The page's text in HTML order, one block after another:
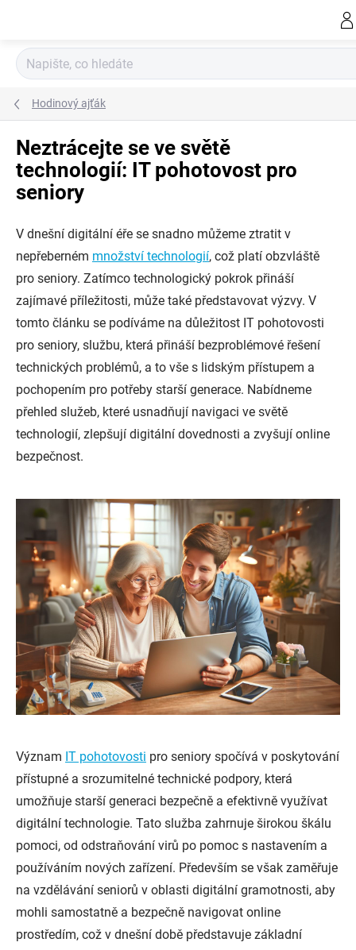
Hodinový ajťák
Neztrácejte se ve světě
technologií: IT pohotovost pro
seniory
V dnešní digitální éře se snadno můžeme ztratit v
nepřeberném množství technologií, což platí obzvláště
pro seniory. Zatímco technologický pokrok přináší
zajímavé příležitosti, může také představovat výzvy. V
tomto článku se podíváme na důležitost IT pohotovosti
pro seniory, službu, která přináší bezproblémové řešení
technických problémů, a to vše s lidským přístupem a
pochopením pro potřeby starší generace. Nabídneme
přehled služeb, které usnadňují navigaci ve světě
technologií, zlepšují digitální dovednosti a zvyšují online
bezpečnost.
Význam IT pohotovosti pro seniory spočívá v poskytování
přístupné a srozumitelné technické podpory, která
umožňuje starší generaci bezpečně a efektivně využívat
digitální technologie. Tato služba zahrnuje širokou škálu
pomoci, od odstraňování virů po pomoc s nastavením a
používáním nových zařízení. Především se však zaměřuje
na vzdělávání seniorů v oblasti digitální gramotnosti, aby
mohli samostatně a bezpečně navigovat online
prostředím, což v dnešní době představuje základní